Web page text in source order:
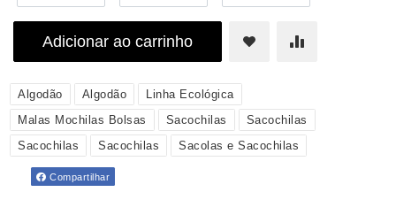
Adicionar ao carrinho
Algodão Algodão
Linha Ecológica
Malas Mochilas Bolsas
Sacochilas
Sacochilas
Sacochilas
Sacochilas Sacolas e Sacochilas
Compartilhar